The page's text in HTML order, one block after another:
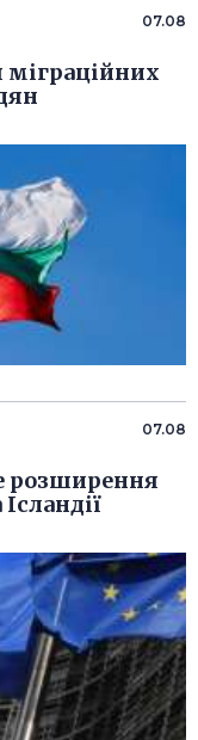
07.08
міграційних
07.08
розширення